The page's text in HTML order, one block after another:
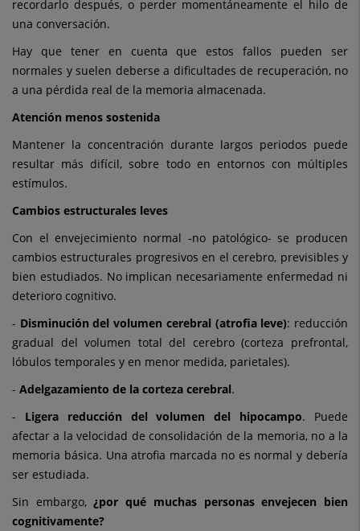
recordarlo después, o perder momentáneamente el hilo de
una conversación.
Hay que tener en cuenta que estos fallos pueden ser
normales y suelen deberse a dificultades de recuperación, no
a una pérdida real de la memoria almacenada.
Atención menos sostenida
Mantener la concentración durante largos periodos puede
resultar más difícil, sobre todo en entornos con múltiples
estímulos.
Cambios estructurales leves
Con el envejecimiento normal -no patológico- se producen
cambios estructurales progresivos en el cerebro, previsibles y
bien estudiados. No implican necesariamente enfermedad ni
deterioro cognitivo.
- Disminución del volumen cerebral (atrofia leve): reducción
gradual del volumen total del cerebro (corteza prefrontal,
lóbulos temporales y en menor medida, parietales).
- Adelgazamiento de la corteza cerebral.
- Ligera reducción del volumen del hipocampo. Puede
afectar a la velocidad de consolidación de la memoria, no a la
memoria básica. Una atrofia marcada no es normal y debería
ser estudiada.
Sin embargo,¿por qué muchas personas envejecen bien
cognitivamente?